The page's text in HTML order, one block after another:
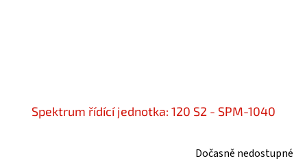
Spektrum řídící jednotka: 120 S2 - SPM-1040
Dočasně nedostupné